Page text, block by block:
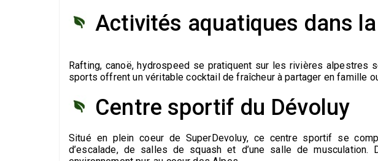
Activités aquatiques dans
Rafting, canoë, hydrospeed se pratiquent sur les rivières alpestres
sports offrent un véritable cocktail de fraîcheur à partager en famille
Centre sportif du Dévoluy
Situé en plein coeur de SuperDevoluy, ce centre sportif se
d’escalade, de salles de squash et d’une salle de